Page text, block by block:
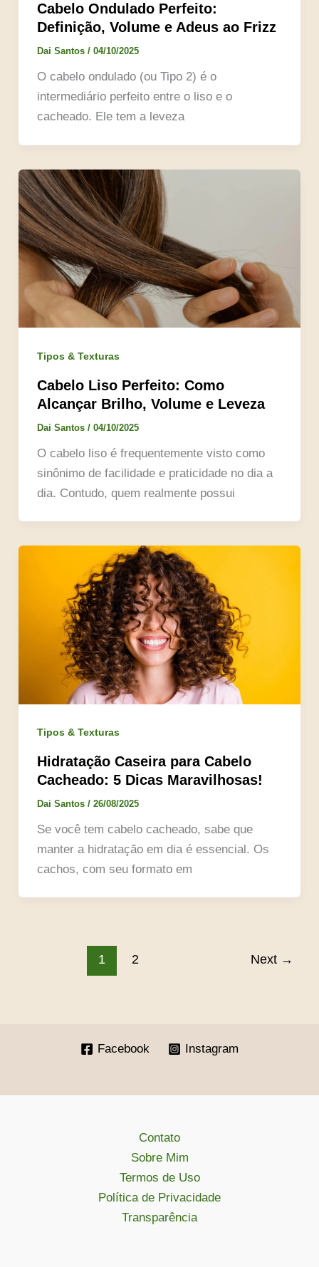
Cabelo Ondulado Perfeito:
Definição, Volume e Adeus ao Frizz
Dai Santos / 04/10/2025
O cabelo ondulado (ou Tipo 2) é o
intermediário perfeito entre o liso e o
cacheado. Ele tem a leveza
Tipos & Texturas
Cabelo Liso Perfeito: Como
Alcançar Brilho, Volume e Leveza
Dai Santos / 04/10/2025
O cabelo liso é frequentemente visto como
sinônimo de facilidade e praticidade no dia a
dia. Contudo, quem realmente possui
Tipos & Texturas
Hidratação Caseira para Cabelo
Cacheado: 5 Dicas Maravilhosas!
Dai Santos / 26/08/2025
Se você tem cabelo cacheado, sabe que
manter a hidratação em dia é essencial. Os
cachos, com seu formato em
1 2 Next →
Facebook Instagram
Contato
Sobre Mim
Termos de Uso
Política de Privacidade
Transparência